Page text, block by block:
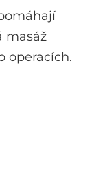
masáž
operacích.